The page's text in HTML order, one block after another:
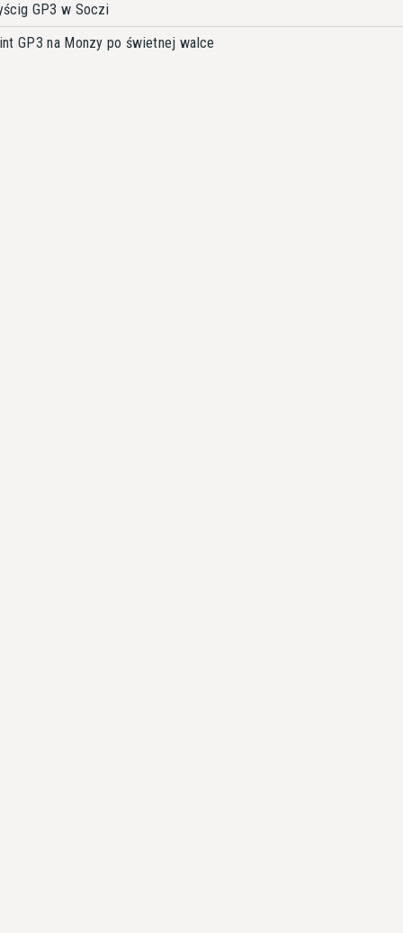
GP3 w Soczi
GP3 na Monzy po świetnej walce